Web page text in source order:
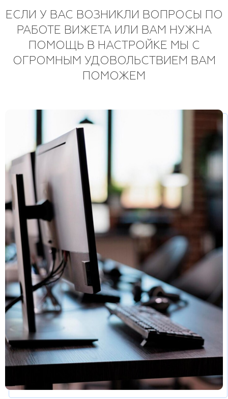
ЕСЛИ У ВАС ВОЗНИКЛИ ВОПРОСЫ ПО
РАБОТЕ ВИЖЕТА ИЛИ ВАМ НУЖНА
ПОМОЩЬ В НАСТРОЙКЕ МЫ С
ОГРОМНЫМ УДОВОЛЬСТВИЕМ ВАМ
ПОМОЖЕМ